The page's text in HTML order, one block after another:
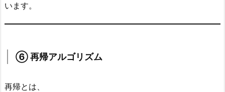
います。
⑥ 再帰アルゴリズム
再帰とは、